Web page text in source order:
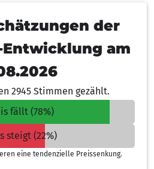
der
am
2945 Stimmen gezählt.
fällt (78%)
steigt (22%)
eine tendenzielle Preissenkung.